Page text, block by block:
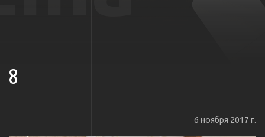
8
6 ноября 2017 г.